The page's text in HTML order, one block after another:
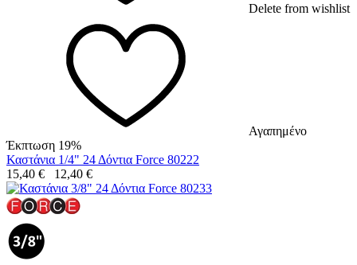
Delete from wishlist
Αγαπημένο
Έκπτωση 19%
Καστάνια 1/4" 24 Δόντια Force 80222
15,40 € 12,40 €